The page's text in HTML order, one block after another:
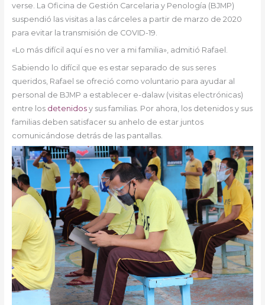
verse. La Oficina de Gestión Carcelaria y Penología (BJMP)
suspendió las visitas a las cárceles a partir de marzo de 2020
para evitar la transmisión de COVID-19.
«Lo más difícil aquí es no ver a mi familia», admitió Rafael.
Sabiendo lo difícil que es estar separado de sus seres
queridos, Rafael se ofreció como voluntario para ayudar al
personal de BJMP a establecer e-dalaw (visitas electrónicas)
entre los detenidosy sus familias. Por ahora, los detenidos y sus
familias deben satisfacer su anhelo de estar juntos
comunicándose detrás de las pantallas.